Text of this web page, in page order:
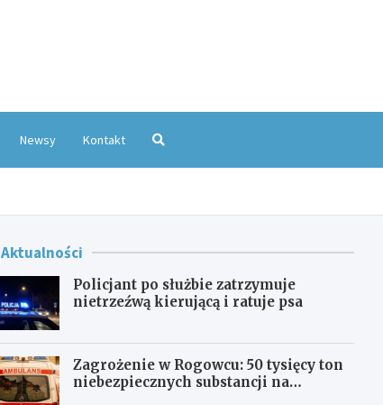
Newsy Kontakt
Aktualności
Policjant po służbie zatrzymuje
nietrzeźwą kierującą i ratuje psa
Zagrożenie w Rogowcu: 50 tysięcy ton
niebezpiecznych substancji na